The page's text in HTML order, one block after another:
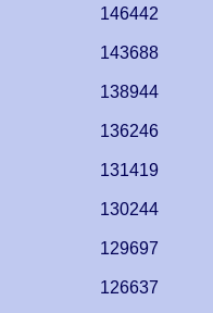
146442
143688
138944
136246
131419
130244
129697
126637